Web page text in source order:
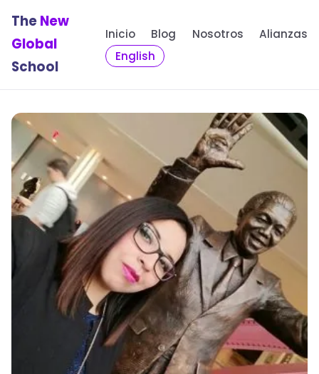
The New
Global
School
Inicio Blog Nosotros
Alianzas
English